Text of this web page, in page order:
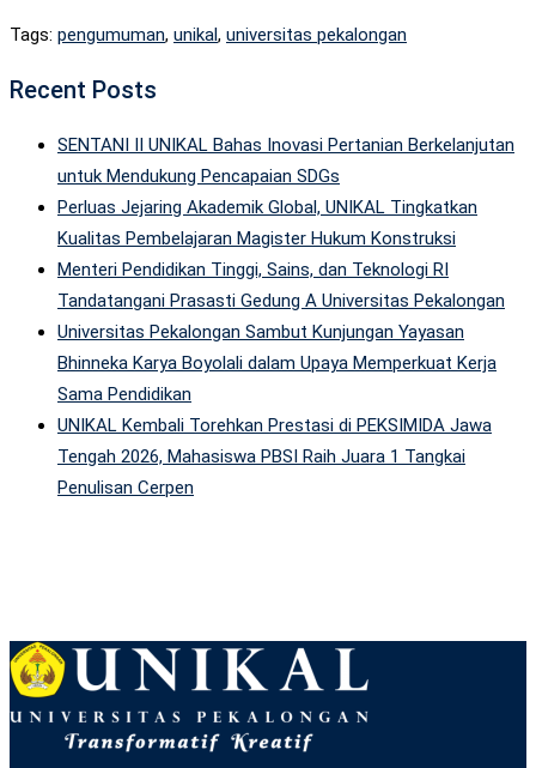
Tags: pengumuman, unikal, universitas pekalongan
Recent Posts
SENTANI II UNIKAL Bahas Inovasi Pertanian Berkelanjutan
untuk Mendukung Pencapaian SDGs
Perluas Jejaring Akademik Global, UNIKAL Tingkatkan
Kualitas Pembelajaran Magister Hukum Konstruksi
Menteri Pendidikan Tinggi, Sains, dan Teknologi RI
Tandatangani Prasasti Gedung A Universitas Pekalongan
Universitas Pekalongan Sambut Kunjungan Yayasan
Bhinneka Karya Boyolali dalam Upaya Memperkuat Kerja
Sama Pendidikan
UNIKAL Kembali Torehkan Prestasi di PEKSIMIDA Jawa
Tengah 2026, Mahasiswa PBSI Raih Juara 1 Tangkai
Penulisan Cerpen